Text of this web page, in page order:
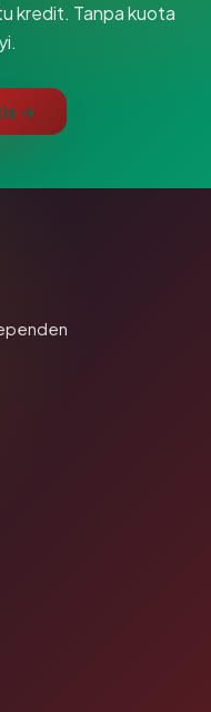
kredit. Tanpa kuota
→